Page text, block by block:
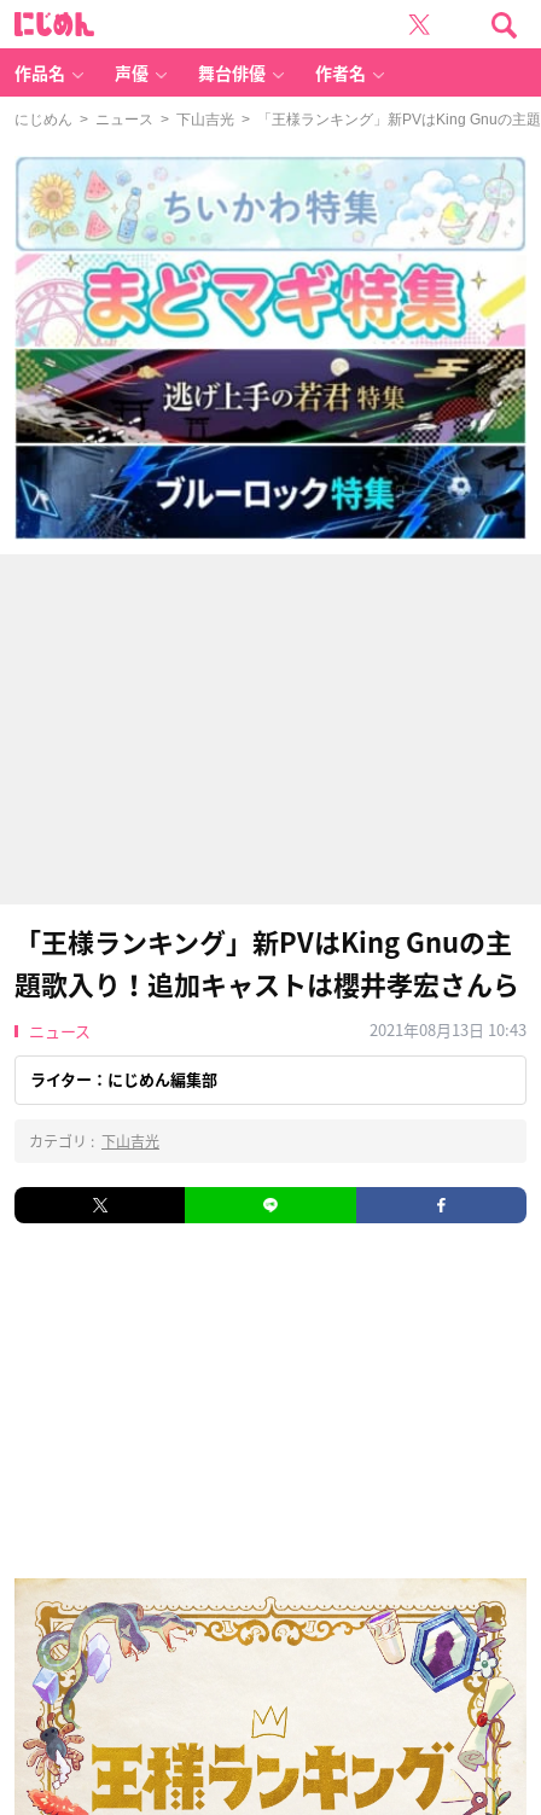
作品名 声優 舞台俳優 作者名
にじめん > ニュース > 下山吉光 > 「王様ランキング」新PVはKing Gnuの主
「王様ランキング」新PVはKing Gnuの主
題歌入り！追加キャストは櫻井孝宏さんら
ニュース 2021年08月13日 10:43
ライター：にじめん編集部
カテゴリ : 下山吉光